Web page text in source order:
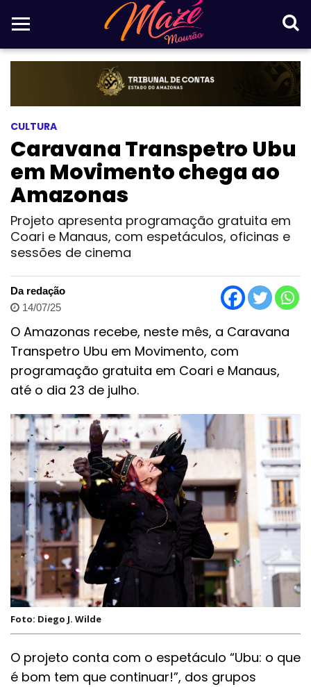
CULTURA
Caravana Transpetro Ubu
em Movimento chega ao
Amazonas
Projeto apresenta programação gratuita em
Coari e Manaus, com espetáculos, oficinas e
sessões de cinema
Da redação
14/07/25
O Amazonas recebe, neste mês, a Caravana
Transpetro Ubu em Movimento, com
programação gratuita em Coari e Manaus,
até o dia 23 de julho.
Foto: Diego J. Wilde
O projeto conta com o espetáculo “Ubu: o que
é bom tem que continuar!”, dos grupos